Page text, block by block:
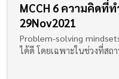
MCCH 6 ความคิดที่
29Nov2021
Problem-solving
ได้ดี โดยเฉพาะในช่วงที่ส